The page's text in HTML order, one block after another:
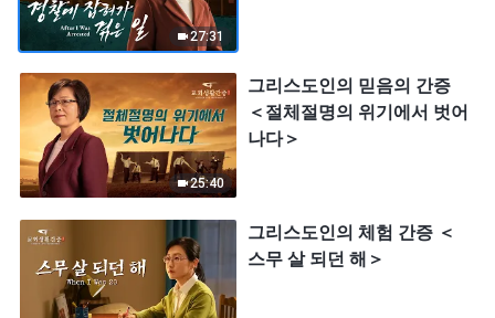
27:31
25:40
그리스도인의 믿음의 간증
＜절체절명의 위기에서 벗어
나다＞
그리스도인의 체험 간증 ＜
스무 살 되던 해＞